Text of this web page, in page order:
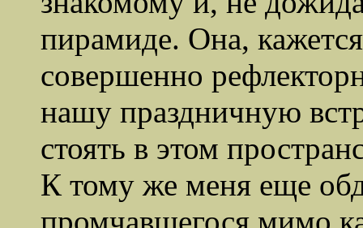
пирамиде. Она,
совершенно
нашу праздничную
стоять в этом
К тому же меня еще